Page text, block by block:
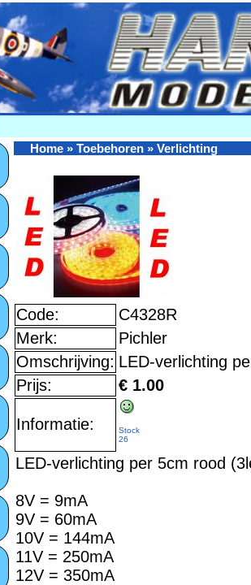
Home » Toebehoren » Verlichting
Code:
C4328R
Merk:
Pichler
Omschrijving: LED-verlichting
Prijs:
€ 1.00
Informatie:
Stock
26
LED-verlichting per 5cm rood
8V = 9mA
9V = 60mA
10V = 144mA
11V = 250mA
12V = 350mA